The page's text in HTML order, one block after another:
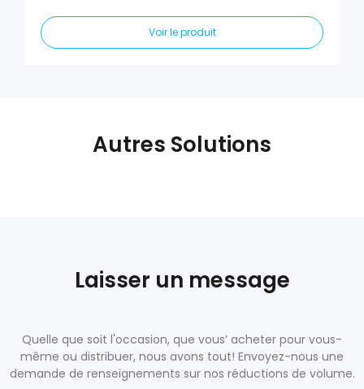
Voir le produit
Autres Solutions
Laisser un message
Quelle que soit l'occasion, que vous’ acheter pour vous-
même ou distribuer, nous avons tout! Envoyez-nous une
demande de renseignements sur nos réductions de volume.